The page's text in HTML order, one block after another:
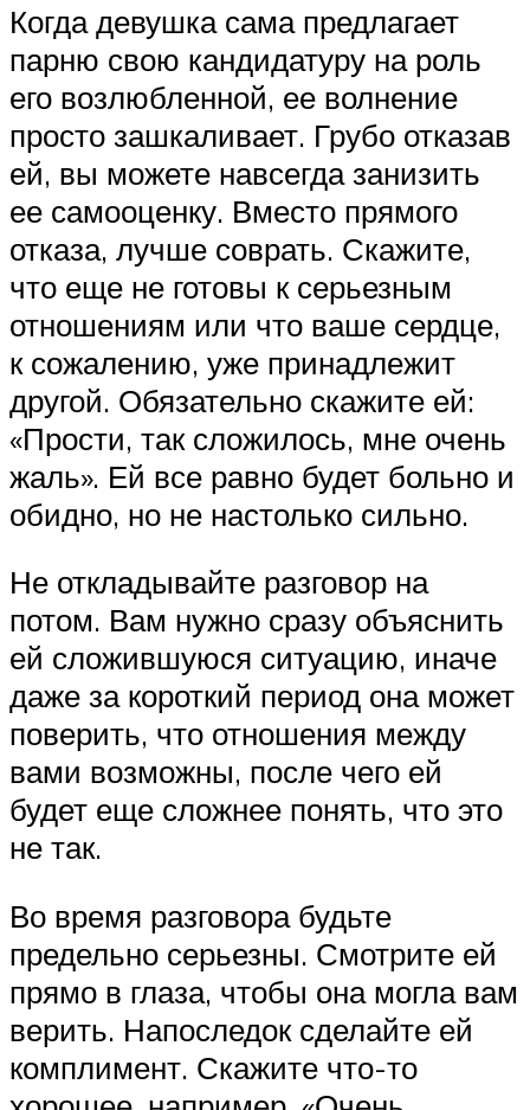
Когда девушка сама предлагает
парню свою кандидатуру на роль
его возлюбленной, ее волнение
просто зашкаливает. Грубо отказав
ей, вы можете навсегда занизить
ее самооценку. Вместо прямого
отказа, лучше соврать. Скажите,
что еще не готовы к серьезным
отношениям или что ваше сердце,
к сожалению, уже принадлежит
другой. Обязательно скажите ей:
«Прости, так сложилось, мне очень
жаль». Ей все равно будет больно и
обидно, но не настолько сильно.
Не откладывайте разговор на
потом. Вам нужно сразу объяснить
ей сложившуюся ситуацию, иначе
даже за короткий период она может
поверить, что отношения между
вами возможны, после чего ей
будет еще сложнее понять, что это
не так.
Во время разговора будьте
предельно серьезны. Смотрите ей
прямо в глаза, чтобы она могла вам
верить. Напоследок сделайте ей
комплимент. Скажите что-то